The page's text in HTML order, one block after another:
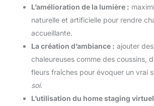
L’amélioration de la lumière :
naturelle et artificielle pour rendre
accueillante.
La création d’ambiance : ajouter
chaleureuses comme des coussins,
fleurs fraîches pour évoquer un vrai
soi.
L’utilisation du home staging